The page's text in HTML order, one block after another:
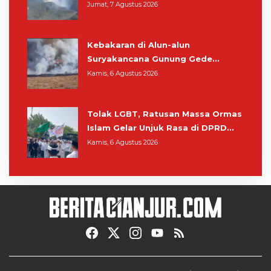
Kawasan Gunung Gede Pangrango
Jumat, 7 Agustus 2026
Kebakaran di Alun-alun
Suryakancana Gunung Gede
Pangrango, Relawan dan Warga
Kamis, 6 Agustus 2026
Tolak LGBT, Ratusan Massa Ormas
Islam Gelar Unjuk Rasa di DPRD
Cianjur
Kamis, 6 Agustus 2026